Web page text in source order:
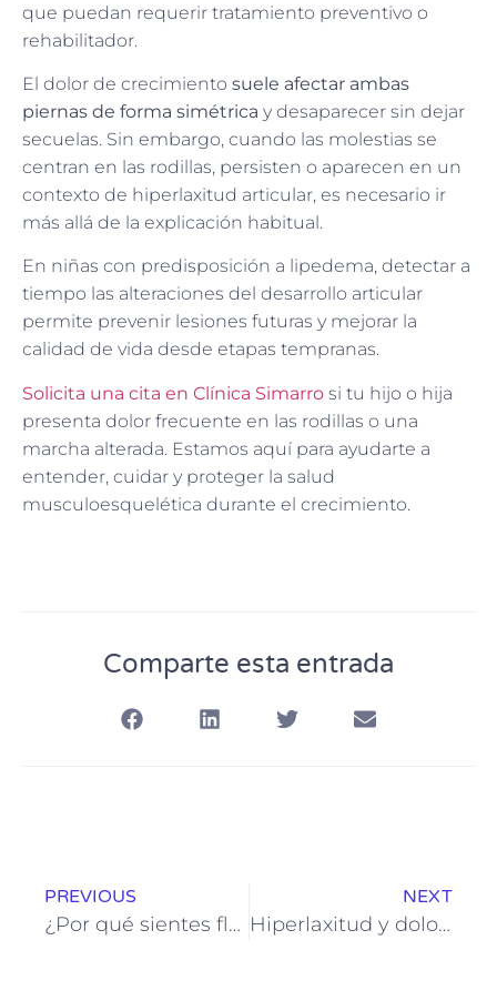
que puedan requerir tratamiento preventivo o
rehabilitador.
El dolor de crecimiento suele afectar ambas
piernas de forma simétrica y desaparecer sin dejar
secuelas. Sin embargo, cuando las molestias se
centran en las rodillas, persisten o aparecen en un
contexto de hiperlaxitud articular, es necesario ir
más allá de la explicación habitual.
En niñas con predisposición a lipedema, detectar a
tiempo las alteraciones del desarrollo articular
permite prevenir lesiones futuras y mejorar la
calidad de vida desde etapas tempranas.
Solicita una cita en Clínica Simarro si tu hijo o hija
presenta dolor frecuente en las rodillas o una
marcha alterada. Estamos aquí para ayudarte a
entender, cuidar y proteger la salud
musculoesquelética durante el crecimiento.
Comparte esta entrada
PREVIOUS
¿Por qué sientes flojera en las piernas y cansancio? Claves para entender este síntoma
NEXT
Hiperlaxitud y dolor crónico en rodillas: diagnóstico funcional y terapia personalizada